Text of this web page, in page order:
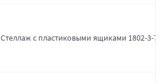
Стеллаж с пластиковыми ящиками 1802-3-7-